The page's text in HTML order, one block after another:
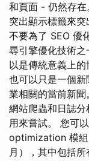
和頁面 - 仍然存
突出顯示標籤來
不要為了 SEO 優
尋引擎優化技術
以是傳統意義上
也可以只是一個
業相關的當前新
網站爬蟲和日誌
用來嘗試。 您可
optimization 模組
月），其中包括